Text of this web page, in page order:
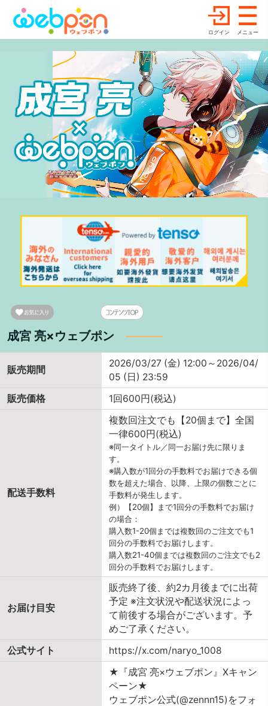
ログイン メニュー
成宮 亮×ウェブポン
販売期間
2026/03/27 (金) 12:00～2026/04/
05 (日) 23:59
販売価格
1回600円(税込)
配送手数料
複数回注文でも【20個まで】全国
一律600円(税込)
※同一タイトル／同一お届け先に限りま
す。
※購入数が1回分の手数料でお届けできる個
数を超えた場合、以降、上限の個数ごとに
手数料が発生します。
例）【20個】まで1回分の手数料でお届け
の場合：
購入数1-20個までは複数回のご注文でも1
回分の手数料でお届けします。
購入数21-40個までは複数回のご注文でも2
回分の手数料でお届けします。
お届け目安
販売終了後、約2カ月後までに出荷
予定 ※注文状況や配送状況によっ
て前後する場合がございます。予
めご了承ください。
公式サイト
https://x.com/naryo_1008
★『成宮 亮×ウェブポン』Xキャン
ペーン★
ウェブポン公式(@zennn15)をフォ